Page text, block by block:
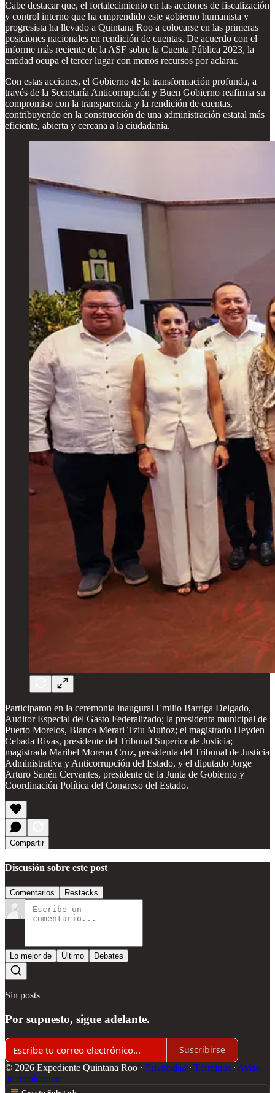
Cabe destacar que, el fortalecimiento en las acciones de fiscalización
y control interno que ha emprendido este gobierno humanista y
progresista ha llevado a Quintana Roo a colocarse en las primeras
posiciones nacionales en rendición de cuentas. De acuerdo con el
informe más reciente de la ASF sobre la Cuenta Pública 2023, la
entidad ocupa el tercer lugar con menos recursos por aclarar.
Con estas acciones, el Gobierno de la transformación profunda, a
través de la Secretaría Anticorrupción y Buen Gobierno reafirma su
compromiso con la transparencia y la rendición de cuentas,
contribuyendo en la construcción de una administración estatal más
eficiente, abierta y cercana a la ciudadanía.
Participaron en la ceremonia inaugural Emilio Barriga Delgado,
Auditor Especial del Gasto Federalizado; la presidenta municipal de
Puerto Morelos, Blanca Merari Tziu Muñoz; el magistrado Heyden
Cebada Rivas, presidente del Tribunal Superior de Justicia;
magistrada Maribel Moreno Cruz, presidenta del Tribunal de Justicia
Administrativa y Anticorrupción del Estado, y el diputado Jorge
Arturo Sanén Cervantes, presidente de la Junta de Gobierno y
Coordinación Política del Congreso del Estado.
Compartir
Discusión sobre este post
Comentarios Restacks
Lo mejor de Último Debates
Sin posts
Por supuesto, sigue adelante.
Suscribirse
© 2026 Expediente Quintana Roo · Privacidad ∙ Términos ∙ Aviso
de recolección